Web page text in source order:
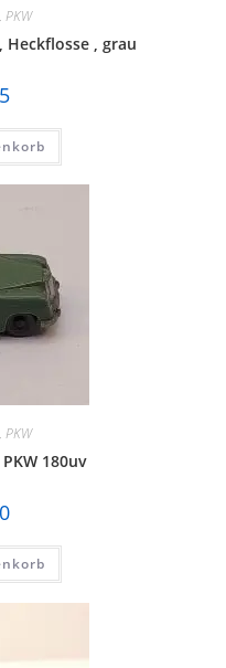
PKW
Heckflosse , grau
PKW
180uv